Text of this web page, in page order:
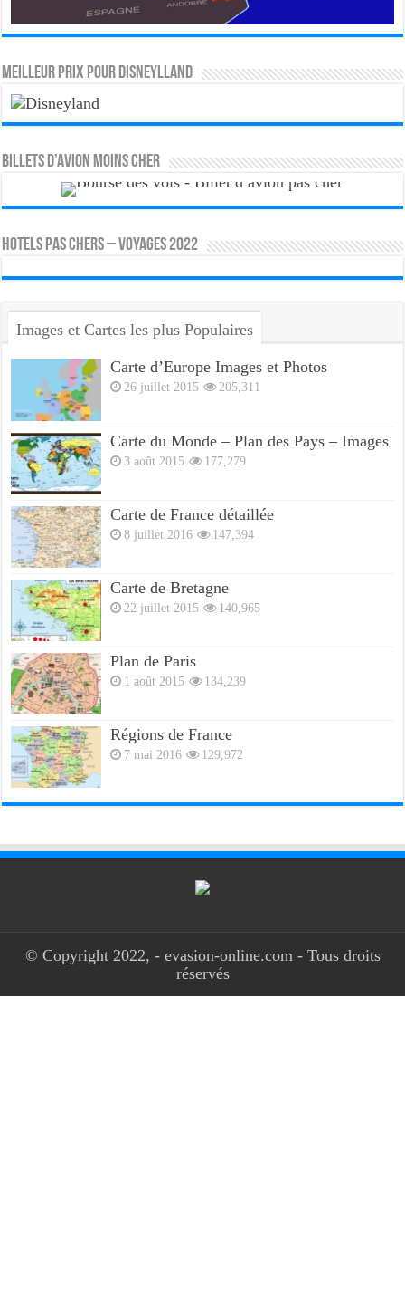
MEILLEUR PRIX POUR DISNEYLLAND
Billets d’avion moins cher
HOTELS PAS CHERS – VOYAGES 2022
Images et Cartes les plus Populaires
Carte d’Europe Images et Photos
26 juillet 2015 205,311
Carte du Monde – Plan des Pays – Images
3 août 2015 177,279
Carte de France détaillée
8 juillet 2016 147,394
Carte de Bretagne
22 juillet 2015 140,965
Plan de Paris
1 août 2015 134,239
Régions de France
7 mai 2016 129,972
© Copyright 2022, - evasion-online.com - Tous droits
réservés